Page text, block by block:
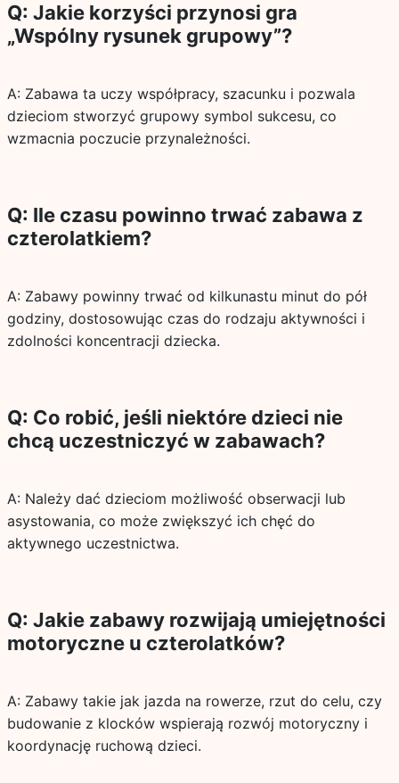
Q: Jakie korzyści przynosi gra
„Wspólny rysunek grupowy”?
A: Zabawa ta uczy współpracy, szacunku i pozwala
dzieciom stworzyć grupowy symbol sukcesu, co
wzmacnia poczucie przynależności.
Q: Ile czasu powinno trwać zabawa z
czterolatkiem?
A: Zabawy powinny trwać od kilkunastu minut do pół
godziny, dostosowując czas do rodzaju aktywności i
zdolności koncentracji dziecka.
Q: Co robić, jeśli niektóre dzieci nie
chcą uczestniczyć w zabawach?
A: Należy dać dzieciom możliwość obserwacji lub
asystowania, co może zwiększyć ich chęć do
aktywnego uczestnictwa.
Q: Jakie zabawy rozwijają umiejętności
motoryczne u czterolatków?
A: Zabawy takie jak jazda na rowerze, rzut do celu, czy
budowanie z klocków wspierają rozwój motoryczny i
koordynację ruchową dzieci.